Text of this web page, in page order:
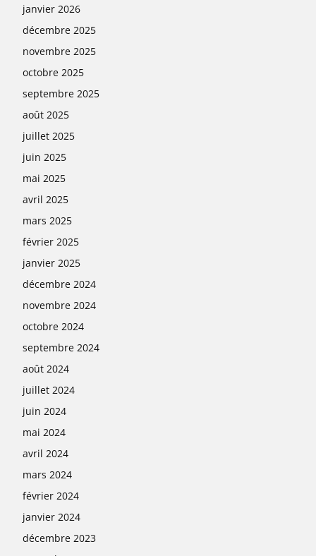
janvier 2026
décembre 2025
novembre 2025
octobre 2025
septembre 2025
août 2025
juillet 2025
juin 2025
mai 2025
avril 2025
mars 2025
février 2025
janvier 2025
décembre 2024
novembre 2024
octobre 2024
septembre 2024
août 2024
juillet 2024
juin 2024
mai 2024
avril 2024
mars 2024
février 2024
janvier 2024
décembre 2023